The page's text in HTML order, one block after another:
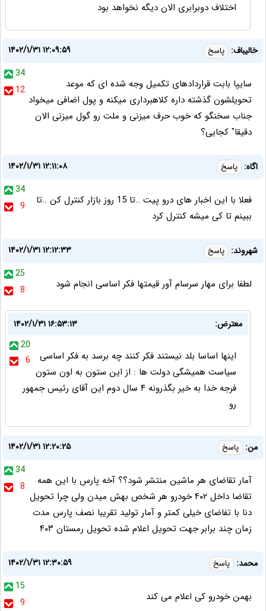
اختلاف دوبرابری الان دیگه نخواهد بود
خالیباف: پاسخ
۱۴۰۲/۱/۳۱ ۱۲:۰۹:۵۹
34
12
سایپا بابت قراردادهای تکمیل وجه شده ای که موعد
تحویلشون گذشته داره کلاهبرداری میکنه و پول اضافی میخواد
جناب سخنگو که خوب حرف میزنی و ملت رو گول میزنی الان
دقیقا" کجایی؟
اگاه: پاسخ
۱۴۰۲/۱/۳۱ ۱۲:۱۱:۰۸
34
9
فعلا با این اخبار های درو پیت ..تا 15 روز بازار کنترل کن ..تا
ببینم تا کی میشه کنترل کرد
شهروند: پاسخ
۱۴۰۲/۱/۳۱ ۱۲:۱۲:۳۳
25
8
لطفا برای مهار سرسام آور قیمتها فکر اساسی انجام شود
معترض:
۱۴۰۲/۱/۳۱ ۱۶:۵۳:۱۳
20
6
اینها اساسا بلد نیستند فکر کنند چه برسد به فکر اساسی
سیاست همیشگی دولت ها : از این ستون به اون ستون
فرجه خدا به خیر بگذرونه ۴ سال دوم این آقای رئیس جمهور
رو
من: پاسخ
۱۴۰۲/۱/۳۱ ۱۲:۲۰:۲۵
34
8
آمار تقاضای هر ماشین منتشر شود؟؟ آخه پارس با این همه
تقاضا داخل ۴۰۲ خودرو هر شخص بهش میدن ولی چرا تحویل
دنا با تفاضای خیلی کمتر و آمار تولید تقریبا نصف پارس مدت
زمان چند برابر جهت تحویل اعلام شده تحویل رمستان ۴۰۳
محمد: پاسخ
۱۴۰۲/۱/۳۱ ۱۲:۳۰:۵۹
15
9
بهمن خودرو کی اعلام می کند